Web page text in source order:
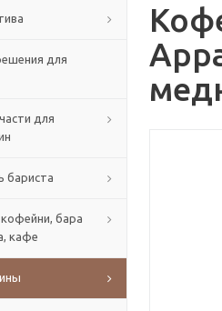
для
для
бариста
бара
кафе